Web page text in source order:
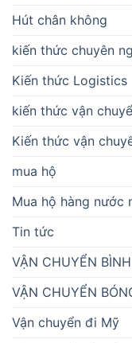
Hút chân không
kiến thức chuyên
Kiến thức Logistics
kiến thức vận
Kiến thức vận
mua hộ
Mua hộ hàng nước
Tin tức
VẬN CHUYỂN
VẬN CHUYỂN
Vận chuyển đi Mỹ